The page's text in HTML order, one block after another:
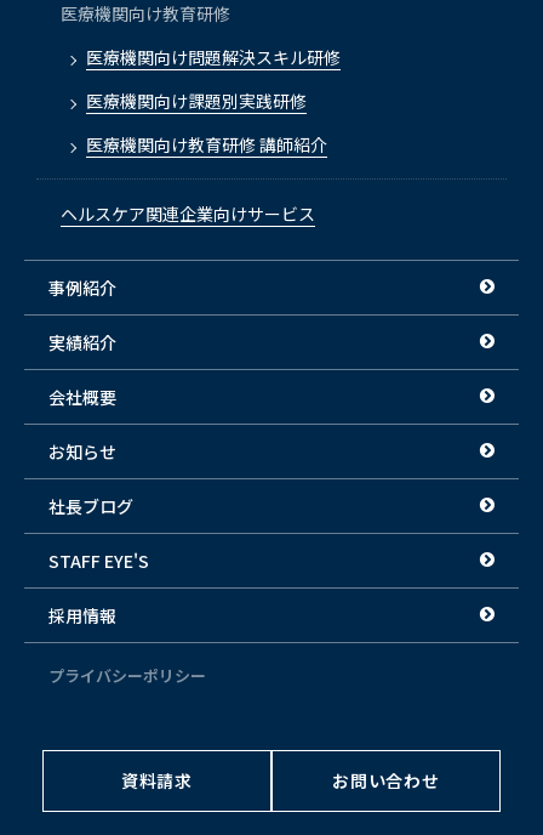
医療機関向け教育研修
医療機関向け問題解決スキル研修
医療機関向け課題別実践研修
医療機関向け教育研修 講師紹介
ヘルスケア関連企業向けサービス
事例紹介
実績紹介
会社概要
お知らせ
社長ブログ
STAFF EYE'S
採用情報
プライバシーポリシー
資料請求 お問い合わせ